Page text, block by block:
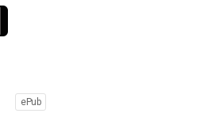
ePub